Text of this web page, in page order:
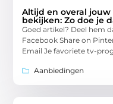
Altijd en overal
bekijken: Zo doe je
Goed artikel? Deel hem
Facebook Share on
Email Je favoriete tv-
Aanbiedingen